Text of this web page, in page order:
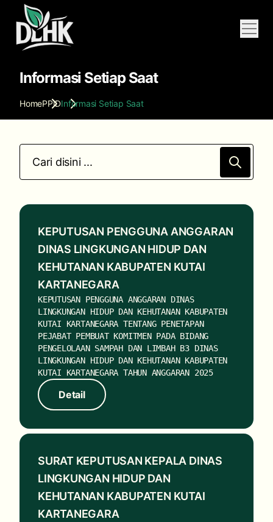
Informasi
Informasi Setiap Saat
HomePPIDInformasi Setiap Saat
KEPUTUSAN PENGGUNA ANGGARAN
DINAS LINGKUNGAN HIDUP DAN
KEHUTANAN KABUPATEN KUTAI
KARTANEGARA
KEPUTUSAN PENGGUNA ANGGARAN DINAS
LINGKUNGAN HIDUP DAN KEHUTANAN KABUPATEN
KUTAI KARTANEGARA TENTANG PENETAPAN
PEJABAT PEMBUAT KOMITMEN PADA BIDANG
PENGELOLAAN SAMPAH DAN LIMBAH B3 DINAS
LINGKUNGAN HIDUP DAN KEHUTANAN KABUPATEN
KUTAI KARTANEGARA TAHUN ANGGARAN 2025
Detail
Detail
SURAT KEPUTUSAN KEPALA DINAS
LINGKUNGAN HIDUP DAN
KEHUTANAN KABUPATEN KUTAI
KARTANEGARA